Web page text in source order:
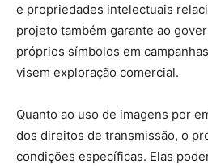
e propriedades intelectuais
projeto também garante ao
próprios símbolos em
visem exploração comercial.
Quanto ao uso de imagens por
dos direitos de transmissão, o
condições específicas. Elas